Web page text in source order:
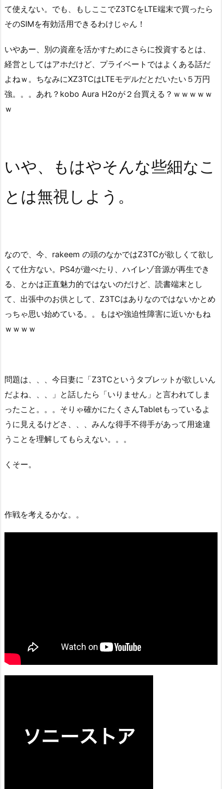
て使えない。でも、もしここでZ3TCをLTE端末で買ったら
そのSIMを有効活用できるわけじゃん！
いやあー、別の資産を活かすためにさらに投資するとは、
経営としてはアホだけど、プライベートではよくある話だ
よねｗ。ちなみにXZ3TCはLTEモデルだとだいたい５万円
強。。。あれ？kobo Aura H2oが２台買える？ｗｗｗｗｗ
ｗ
いや、もはやそんな些細なこ
とは無視しよう。
なので、今、rakeem の頭のなかではZ3TCが欲しくて欲し
くて仕方ない。PS4が遊べたり、ハイレゾ音源が再生でき
る、とかは正直魅力的ではないのだけど、読書端末とし
て、出張中のお供として、Z3TCはありなのではないかとめ
っちゃ思い始めている。。もはや強迫性障害に近いかもね
ｗｗｗｗ
問題は、、、今日妻に「Z3TCというタブレットが欲しいん
だよね、、、」と話したら「いりません」と言われてしま
ったこと。。。そりゃ確かにたくさんTabletもっているよ
うに見えるけどさ、、、みんな得手不得手があって用途違
うことを理解してもらえない。。。
くそー。
作戦を考えるかな。。